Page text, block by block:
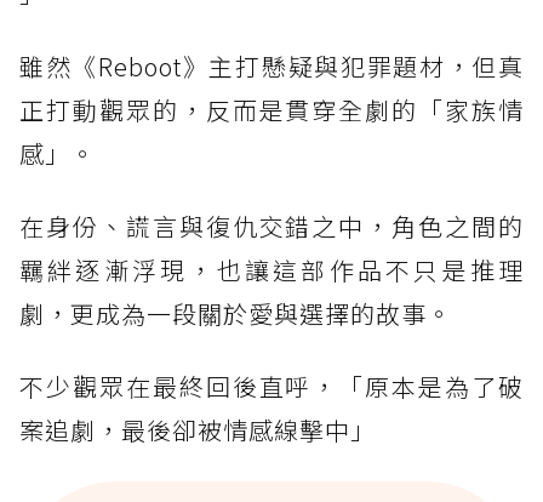
雖然《Reboot》主打懸疑與犯罪題材，但真
正打動觀眾的，反而是貫穿全劇的「家族情
感」。
在身份、謊言與復仇交錯之中，角色之間的
羈絆逐漸浮現，也讓這部作品不只是推理
劇，更成為一段關於愛與選擇的故事。
不少觀眾在最終回後直呼，「原本是為了破
案追劇，最後卻被情感線擊中」